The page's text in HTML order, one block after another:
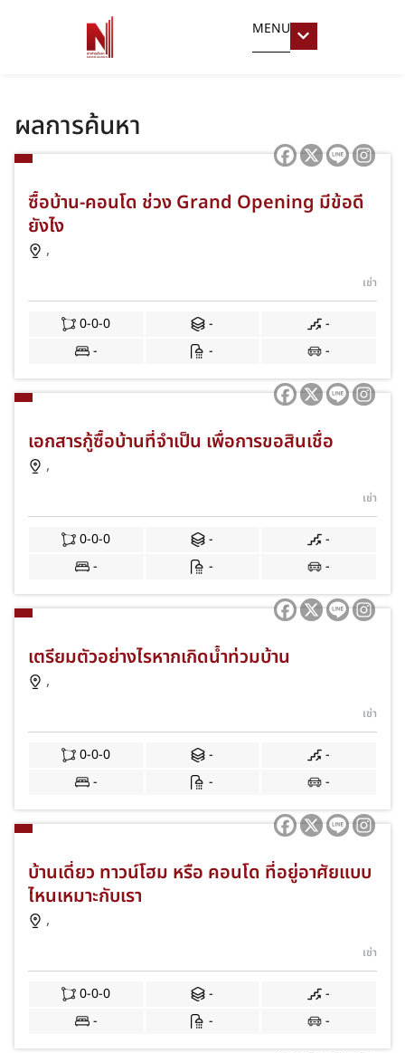
MENU
ผลการค้นหา
ซื้อบ้าน-คอนโด ช่วง Grand Opening มีข้อดี
ยังไง
,
เช่า
0-0-0 -
-
-
- -
เอกสารกู้ซื้อบ้านที่จำเป็น เพื่อการขอสินเชื่อ
,
เช่า
0-0-0 -
-
-
- -
เตรียมตัวอย่างไรหากเกิดน้ำท่วมบ้าน
,
เช่า
0-0-0 -
-
-
- -
บ้านเดี่ยว ทาวน์โฮม หรือ คอนโด ที่อยู่อาศัยแบบ
ไหนเหมาะกับเรา
,
เช่า
0-0-0 -
-
-
- -